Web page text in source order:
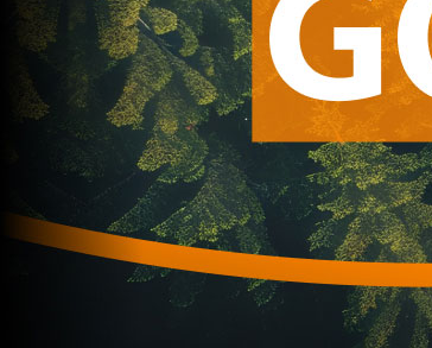
Sve je gotovo: Edin Džeko
donio odluku, evo gdje
nastavlja karijeru!
1 sedmica 5 dan
A Selekcija
Ovo niko nije očekivao:
Nikola Vasilj iznenadio
izborom novog kluba!